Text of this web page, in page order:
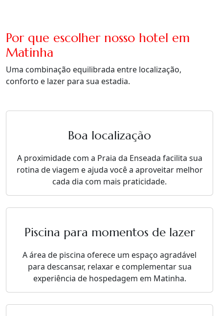
Por que escolher nosso hotel em
Matinha
Uma combinação equilibrada entre localização,
conforto e lazer para sua estadia.
Boa localização
A proximidade com a Praia da Enseada facilita sua
rotina de viagem e ajuda você a aproveitar melhor
cada dia com mais praticidade.
Piscina para momentos de lazer
A área de piscina oferece um espaço agradável
para descansar, relaxar e complementar sua
experiência de hospedagem em Matinha.